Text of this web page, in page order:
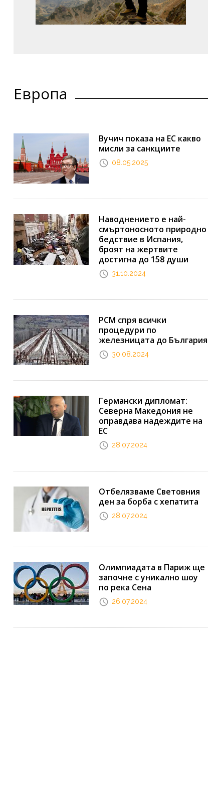
Европа
Вучич показа на ЕС какво
мисли за санкциите
08.05.2025
Наводнението е най-
смъртоносното природно
бедствие в Испания,
броят на жертвите
достигна до 158 души
31.10.2024
РСМ спря всички
процедури по
железницата до България
30.08.2024
Германски дипломат:
Северна Македония не
оправдава надеждите на
ЕС
28.07.2024
Отбелязваме Световния
ден за борба с хепатита
28.07.2024
Олимпиадата в Париж ще
започне с уникално шоу
по река Сена
26.07.2024